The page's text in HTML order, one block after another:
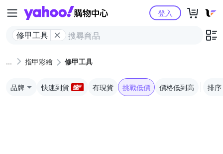
Yahoo購物中心
修甲工具
登入
指甲彩繪 修甲工具
品牌 快速到貨 有現貨 挑戰低價 價格低到高 排序